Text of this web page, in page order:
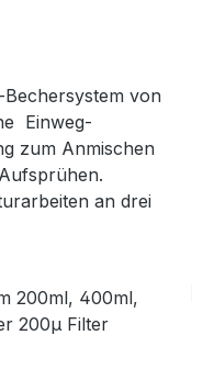
Bechersystem von
Einweg-
zum Anmischen
an drei